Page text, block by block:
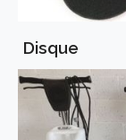
Disque